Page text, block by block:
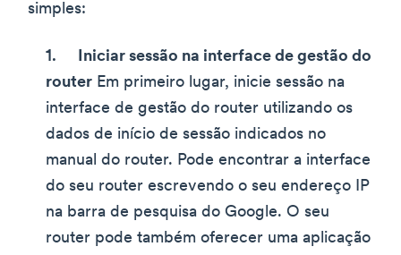
simples:
Iniciar sessão na interface de gestão do
router Em primeiro lugar, inicie sessão na
interface de gestão do router utilizando os
dados de início de sessão indicados no
manual do router. Pode encontrar a interface
do seu router escrevendo o seu endereço IP
na barra de pesquisa do Google. O seu
router pode também oferecer uma aplicação